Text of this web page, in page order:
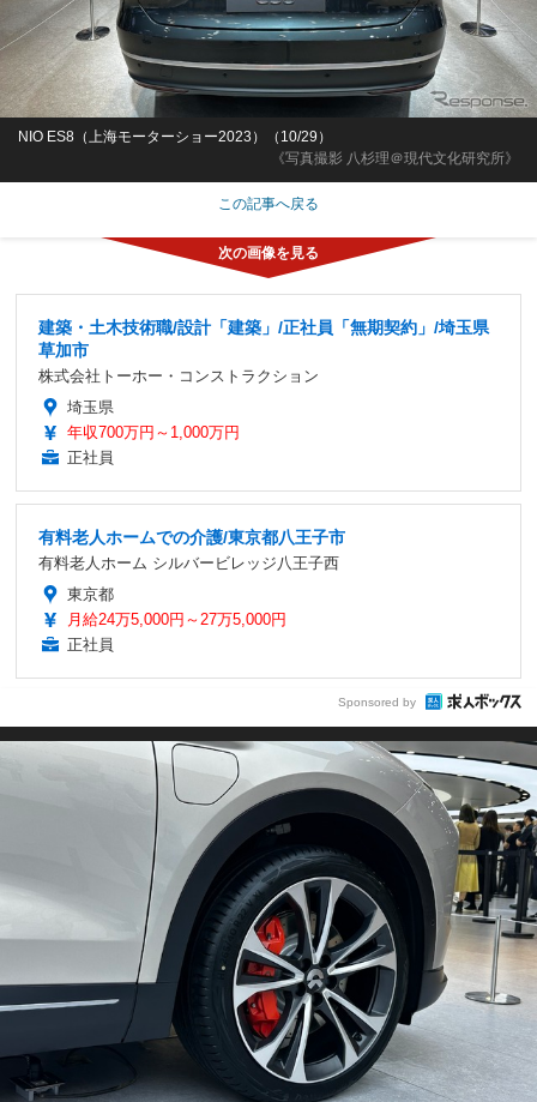
《写真撮影 八杉理＠現代文化研究所》
NIO ES8（上海モーターショー2023）（10/29）
この記事へ戻る
建築・土木技術職/設計「建築」/正社員「無期契約」/埼玉県
草加市
株式会社トーホー・コンストラクション
埼玉県
年収700万円～1,000万円
正社員
有料老人ホームでの介護/東京都八王子市
有料老人ホーム シルバービレッジ八王子西
東京都
月給24万5,000円～27万5,000円
正社員
Sponsored by